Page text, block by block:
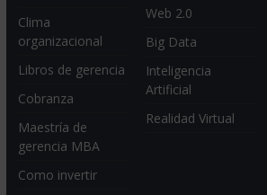
Clima
organizacional
Libros de gerencia
Cobranza
Maestría de
gerencia MBA
Como invertir
Web 2.0
Big Data
Inteligencia
Artificial
Realidad Virtual